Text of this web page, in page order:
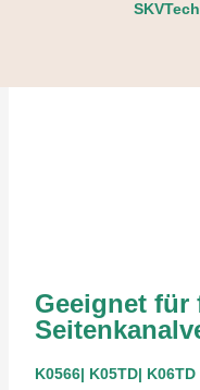
Geeignet für
K0566| K05TD| K06TD